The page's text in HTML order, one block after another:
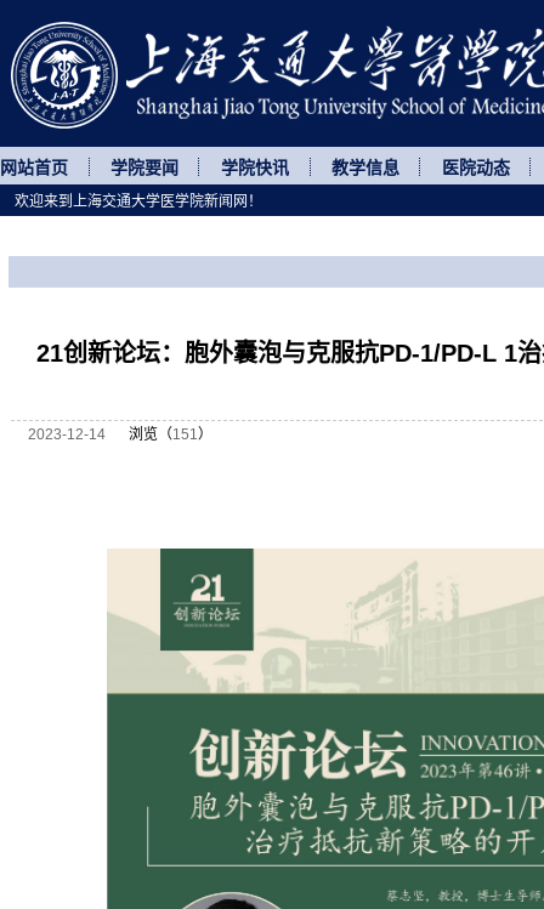
网站首页 学院要闻 学院快讯 教学信息 医院动态
21创新论坛：胞外囊泡与克服抗PD-1/PD-L 1
2023-12-14 浏览（151）
欢迎来到上海交通大学医学院新闻网！